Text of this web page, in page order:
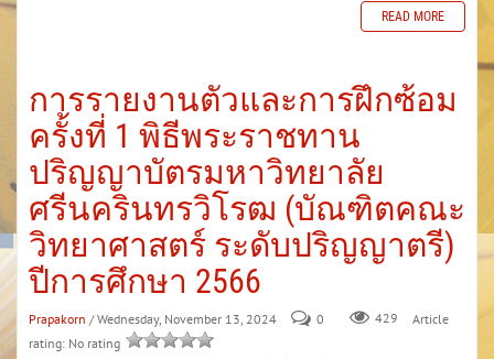
READ MORE
การรายงานตัวและการฝึกซ้อม
ครั้งที่ 1 พิธีพระราชทาน
ปริญญาบัตรมหาวิทยาลัย
ศรีนครินทรวิโรฒ (บัณฑิตคณะ
วิทยาศาสตร์ ระดับปริญญาตรี)
ปีการศึกษา 2566
Prapakorn / Wednesday, November 13, 2024 0 429
Article
rating: No rating